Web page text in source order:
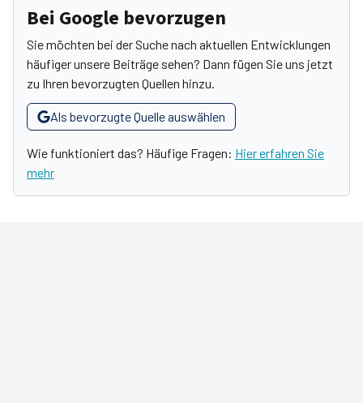
Bei Google bevorzugen
Sie möchten bei der Suche nach aktuellen Entwicklungen
häufiger unsere Beiträge sehen? Dann fügen Sie uns jetzt
zu Ihren bevorzugten Quellen hinzu.
Als bevorzugte Quelle auswählen
Wie funktioniert das? Häufige Fragen: Hier erfahren Sie
mehr